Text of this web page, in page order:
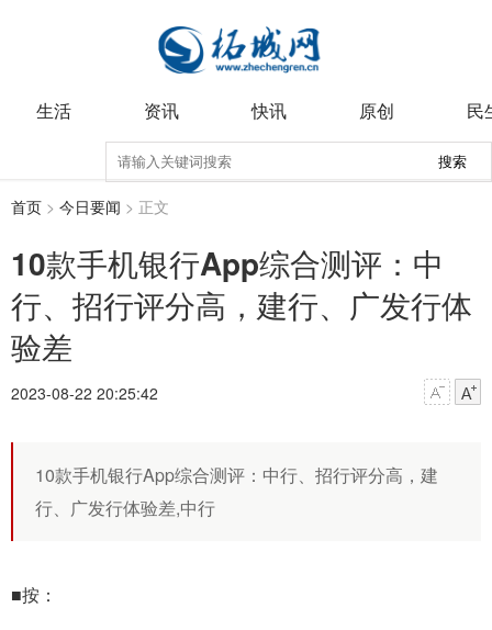
生活 资讯 快讯 原创 民
搜索
首页 > 今日要闻 > 正文
10款手机银行App综合测评：中
行、招行评分高，建行、广发行体
验差
2023-08-22 20:25:42
10款手机银行App综合测评：中行、招行评分高，建
行、广发行体验差,中行
■按：